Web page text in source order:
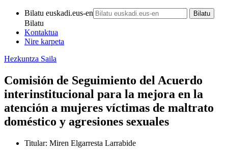
Bilatu euskadi.eus-en
Bilatu
Kontaktua
Nire karpeta
Hezkuntza Saila
Comisión de Seguimiento del Acuerdo
interinstitucional para la mejora en la
atención a mujeres víctimas de maltrato
doméstico y agresiones sexuales
Titular: Miren Elgarresta Larrabide